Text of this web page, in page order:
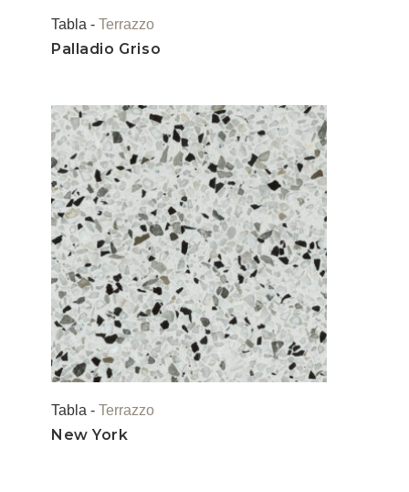
Tabla - Terrazzo
Palladio Griso
Tabla - Terrazzo
New York